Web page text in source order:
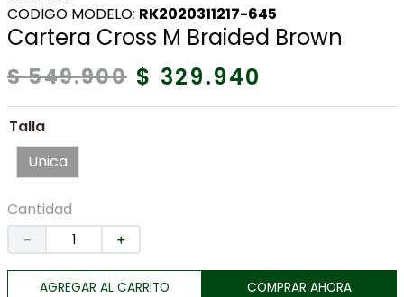
: RK2020311217-645
Cartera Cross M Braided Brown
$ 549.900 $ 329.940
Talla
Unica
Cantidad
＋
－
AGREGAR AL CARRITO COMPRAR AHORA
4.
camisa
5.
medias
6.
morral
7.
tenis
8.
botas
9.
tarjetero
10. lino